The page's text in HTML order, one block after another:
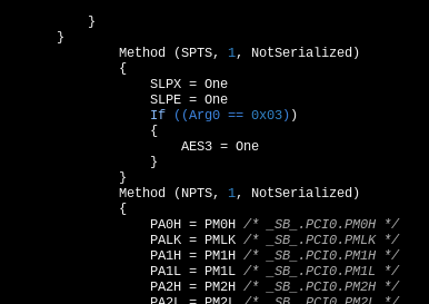
}
}
Method (SPTS,
1, NotSerialized)
{
SLPX = One
SLPE =
One
If
((Arg0 == 0x03) )
{
AES3 = One
}
}
Method (NPTS,
1, NotSerialized)
{
PA0H = PM0H
/* _SB_.PCI0.PM0H */
PALK = PMLK
/* _SB_.PCI0.PMLK */
PA1H = PM1H
/* _SB_.PCI0.PM1H */
PA1L = PM1L
/* _SB_.PCI0.PM1L */
PA2H = PM2H
/* _SB_.PCI0.PM2H */